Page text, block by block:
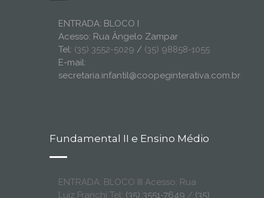
ENTRADA: BLOCO I
Acesso: Rua Ângelo Zampar
Tel: (35) 3552-5029 / (35) 98858-1055
E-mail:
secretaria.infantil@coopeginterativa.com.br
Fundamental II e Ensino Médio
ENTRADA: BLOCO III Acesso: Rua
Luiz Franchi Tel: (35) 3551-7649 / (35)